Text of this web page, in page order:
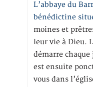
L’abbaye du
bénédictine
moines et
leur vie à Dieu.
démarre
est ensuite
vous dans